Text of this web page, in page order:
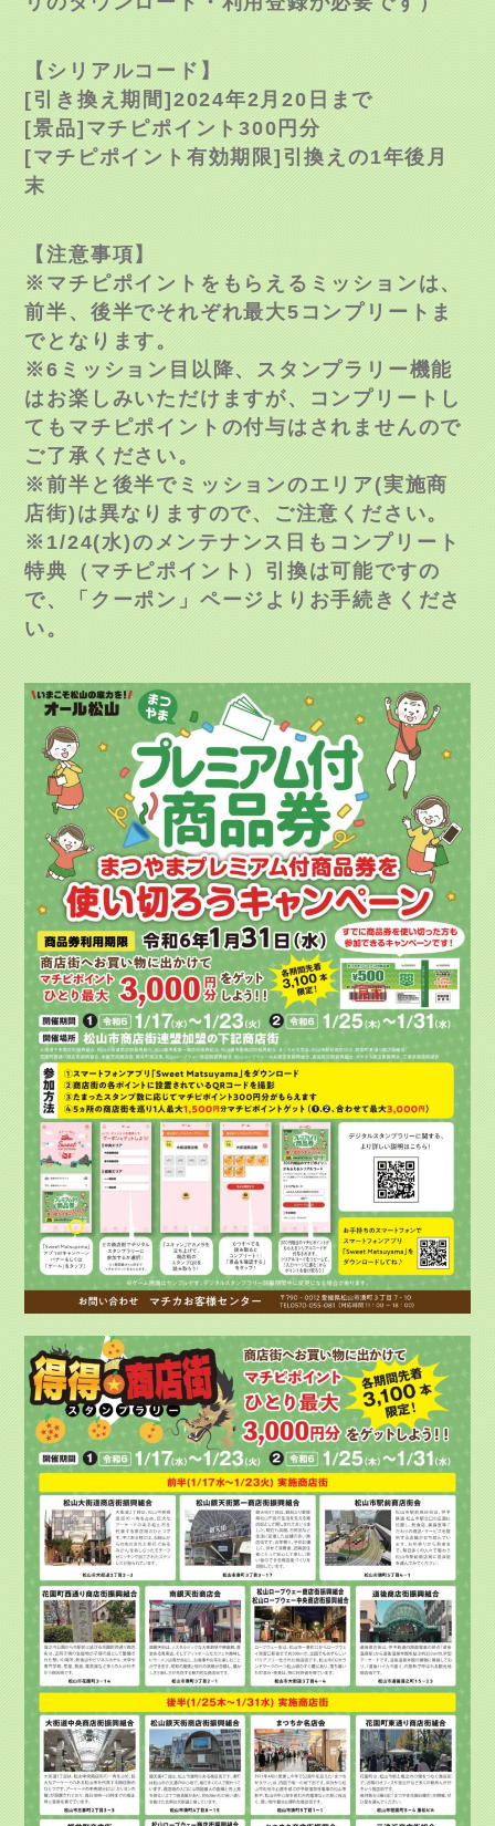
【シリアルコード】
[引き換え期間]2024年2月20日まで
[景品]マチピポイント300円分
[マチピポイント有効期限]引換えの1年後月
末
【注意事項】
※マチピポイントをもらえるミッションは、
前半、後半でそれぞれ最大5コンプリートま
でとなります。
※6ミッション目以降、スタンプラリー機能
はお楽しみいただけますが、コンプリートし
てもマチピポイントの付与はされませんので
ご了承ください。
※前半と後半でミッションのエリア(実施商
店街)は異なりますので、ご注意ください。
※1/24(水)のメンテナンス日もコンプリート
特典（マチピポイント）引換は可能ですの
で、「クーポン」ページよりお手続きくださ
い。